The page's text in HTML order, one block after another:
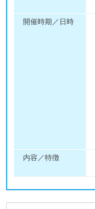
開催時期／日時
内容／特徴